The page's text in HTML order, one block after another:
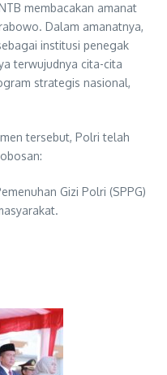
membacakan amanat
Dalam amanatnya,
institusi penegak
terwujudnya cita-cita
strategis nasional,
tersebut, Polri telah
Gizi Polri (SPPG)